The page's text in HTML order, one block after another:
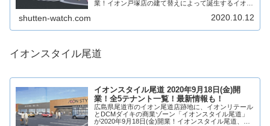
業！イオン戸塚店の建て替えによって誕生するイオン
やサービス店舗が10店舗出店！そんな、イオン...
shutten-watch.com 2020.10.12
イオンスタイル尾道
イオンスタイル尾道 2020年9月18日(金)開
業！全5テナント一覧！最新情報も！
広島県尾道市のイオン尾道店跡地に、イオンリテール
とDCMダイキの商業ゾーン「イオンスタイル尾道」
が2020年9月18日(金)開業！イオンスタイル尾道、